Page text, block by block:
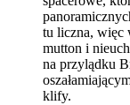
tu liczna, więc
mutton i
na przylądku
klify.